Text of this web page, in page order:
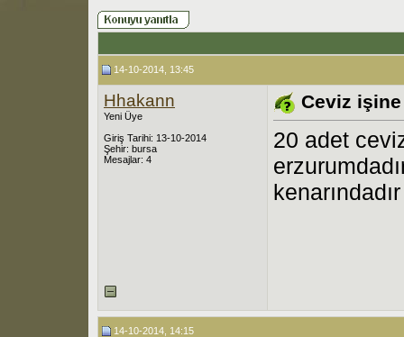
14-10-2014, 13:45
Hhakann
Yeni Üye
Giriş Tarihi: 13-10-2014
Şehir: bursa
Mesajlar: 4
Ceviz
20 adet
14-10-2014, 14:15